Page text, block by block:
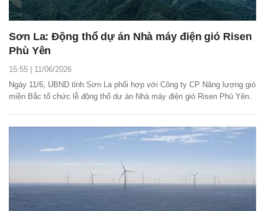
Sơn La: Động thổ dự án Nhà máy điện gió Risen
Phù Yên
15:55 | 11/06/2026
Ngày 11/6, UBND tỉnh Sơn La phối hợp với Công ty CP Năng lượng gió
miền Bắc tổ chức lễ động thổ dự án Nhà máy điện gió Risen Phù Yên.